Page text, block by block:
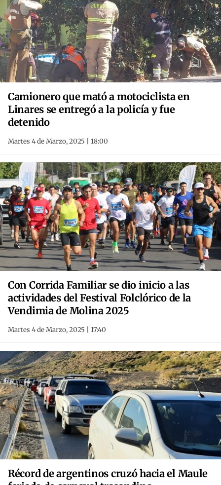
Camionero que mató a motociclista en
Linares se entregó a la policía y fue
detenido
Martes 4 de Marzo, 2025 | 18:00
Con Corrida Familiar se dio inicio a las
actividades del Festival Folclórico de la
Vendimia de Molina 2025
Martes 4 de Marzo, 2025 | 17:40
Récord de argentinos cruzó hacia el Maule